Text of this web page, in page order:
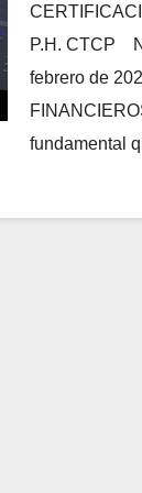
P.H. CTCP
febrero de
fundamental